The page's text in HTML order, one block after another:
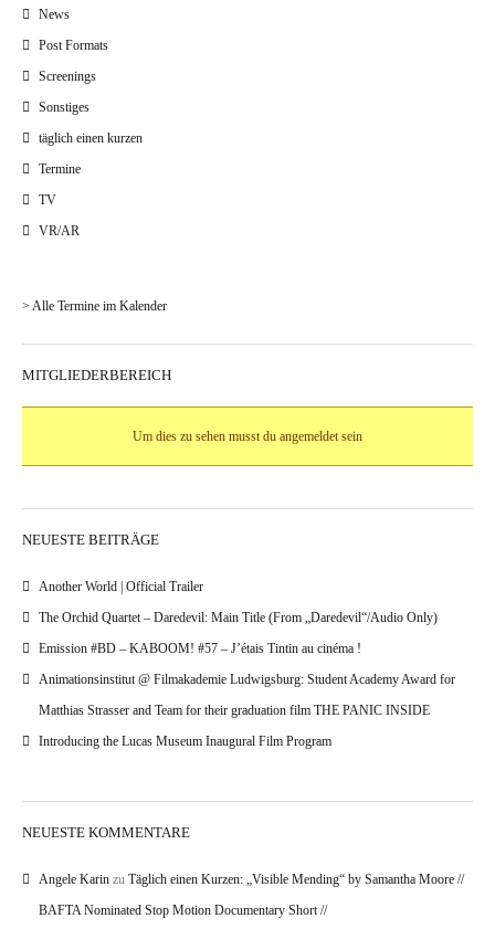
News
Post Formats
Screenings
Sonstiges
täglich einen kurzen
Termine
TV
VR/AR
> Alle Termine im Kalender
MITGLIEDERBEREICH
Um dies zu sehen musst du angemeldet sein
NEUESTE BEITRÄGE
Another World | Official Trailer
The Orchid Quartet – Daredevil: Main Title (From „Daredevil“/Audio Only)
Emission #BD – KABOOM! #57 – J’étais Tintin au cinéma !
Animationsinstitut @ Filmakademie Ludwigsburg: Student Academy Award for
Matthias Strasser and Team for their graduation film THE PANIC INSIDE
Introducing the Lucas Museum Inaugural Film Program
NEUESTE KOMMENTARE
Angele Karin zu Täglich einen Kurzen: „Visible Mending“ by Samantha Moore //
BAFTA Nominated Stop Motion Documentary Short //